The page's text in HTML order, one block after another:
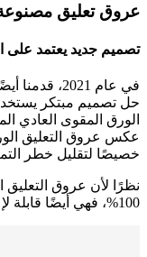
عروق تعليق
تصميم جديد يعتمد على
حل تصميم مبتكر
الورق المقوى العادي
عكس عروق التعليق
خصيصًا لتقليل خطر
نظرًا لأن عروق التعليق
100%، فهي أيضًا قابلة لإعادة التدوير بنسبة 100%.